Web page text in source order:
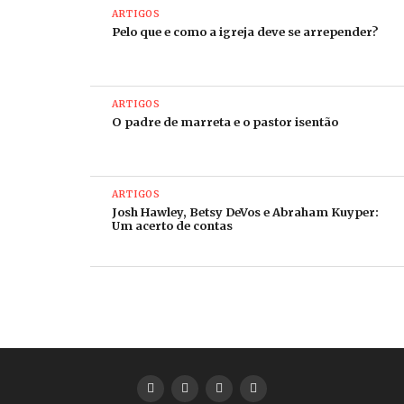
conversación sobre nuestras familias, la Biblia, la
orientación sexual y la identidad de género , escrito
Castuera e Lisbeth Meléndez Rivera, produzido por
Unid@s LGBT,Human Rights Campaign Foundation
National Gay and Lesbian Taks Force.
ARTIGOS
Pelo que e como a igreja deve se arrepender?
ARTIGOS
O padre de marreta e o pastor isentão
ARTIGOS
Josh Hawley, Betsy DeVos e Abraham Kuyper:
Um acerto de contas